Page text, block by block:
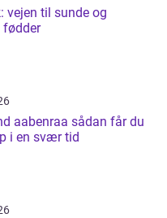
vejen til sunde og
fødder
sådan får du
i en svær tid